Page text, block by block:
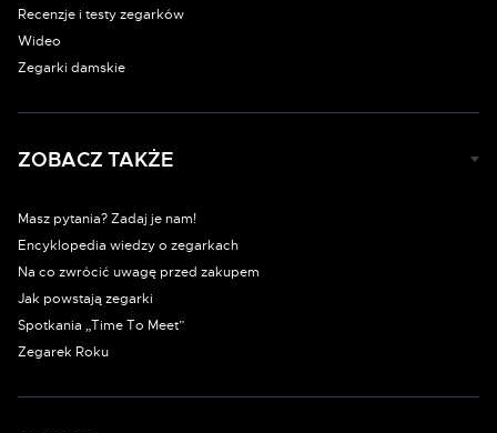
Recenzje i testy zegarków
Wideo
Zegarki damskie
ZOBACZ TAKŻE
Masz pytania? Zadaj je nam!
Encyklopedia wiedzy o zegarkach
Na co zwrócić uwagę przed zakupem
Jak powstają zegarki
Spotkania „Time To Meet”
Zegarek Roku